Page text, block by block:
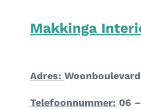
Makkinga
Adres:
Telefoonnummer: 06 –